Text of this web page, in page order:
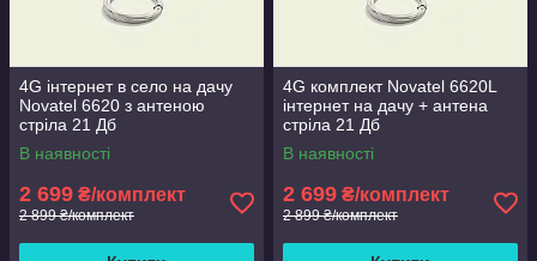
4G інтернет в село на дачу
Novatel 6620 з антеною
стріла 21 Дб
В наявності
2 699 ₴/комплект
2 899 ₴/комплект
4G комплект Novatel 6620L
інтернет на дачу + антена
стріла 21 Дб
В наявності
2 699 ₴/комплект
2 899 ₴/комплект